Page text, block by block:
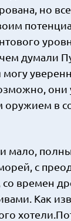
но
думали
оружием в
мало,
с
времен
Как